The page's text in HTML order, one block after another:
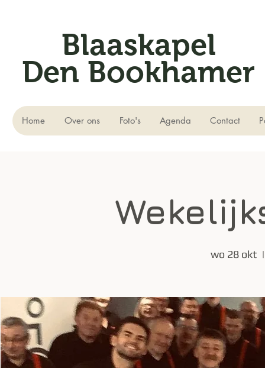
Blaaskapel
Den Bookhamer
Home Over ons Foto's Agenda Contact
wo 28 okt